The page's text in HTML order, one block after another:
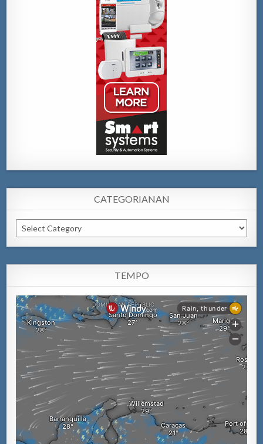
CATEGORIANAN
Categorianan
TEMPO